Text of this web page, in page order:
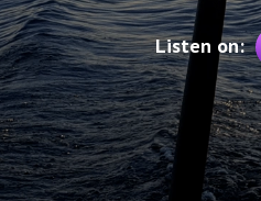
Listen on: